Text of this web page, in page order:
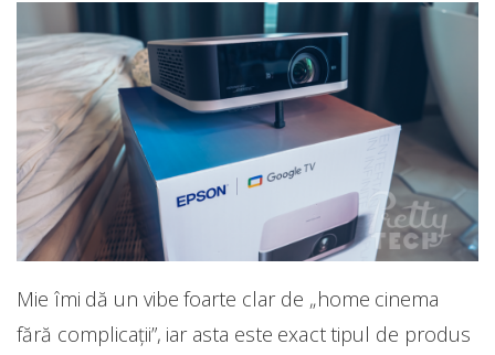
Mie îmi dă un vibe foarte clar de „home cinema
fără complicații”, iar asta este exact tipul de produs